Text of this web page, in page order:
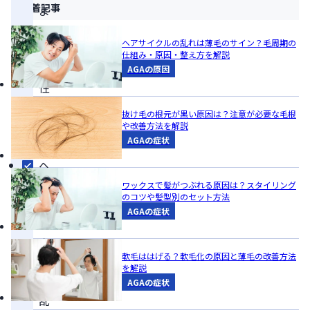
よ
る
可
能
性
が
あ
る
ヘ
ア
サ
ク
ル
が
乱
新着記事
ヘアサイクルの乱れは薄毛のサイン？毛周期の
仕組み・原因・整え方を解説
AGAの原因
抜け毛の根元が黒い原因は？注意が必要な毛根
や改善方法を解説
AGAの症状
ワックスで髪がつぶれる原因は？スタイリング
のコツや髪型別のセット方法
AGAの症状
軟毛ははげる？軟毛化の原因と薄毛の改善方法
を解説
AGAの症状